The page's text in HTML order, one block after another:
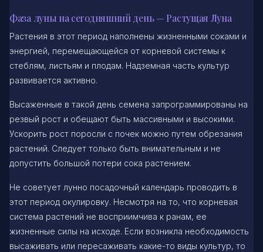
Фаза луны на сегодняшний день — Растущая Луна
Растения в этот период наполнены жизненными соками и
энергией, перемещающейся от корневой системы к
стеблям, листьям и плодам. Надземная часть культур
развивается активно.
Высаженные в такой день семена запрограммированы на
резвый рост и обещают быть массивными и высокими.
Ускорить рост поросли с почек можно путем обрезания
растений. Следует только быть внимательным и не
допустить большой потери сока растением.
Не советует лунно посадочный календарь проводить в
этот период окулировку. Несмотря на то, что корневая
система растений не восприимчива к ранам, ее
жизненные силы на исходе. Если возникла необходимость
высаживать или пересаживать какие-то виды культур, то